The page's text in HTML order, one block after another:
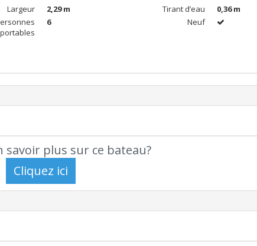
Largeur 2,29 m Tirant d’eau
0,36 m
6 Neuf
savoir plus sur ce bateau?